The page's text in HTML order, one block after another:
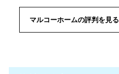
マルコーホームの評判を見る